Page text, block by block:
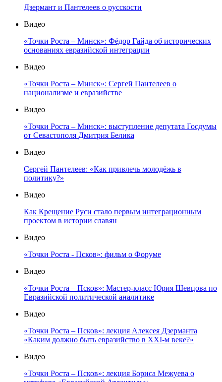
Дзермант и Пантелеев о русскости
Видео
«Точки Роста – Минск»: Фёдор Гайда об исторических
основаниях евразийской интеграции
Видео
«Точки Роста – Минск»: Сергей Пантелеев о
национализме и евразийстве
Видео
«Точки Роста – Минск»: выступление депутата Госдумы
от Севастополя Дмитрия Белика
Видео
Сергей Пантелеев: «Как привлечь молодёжь в
политику?»
Видео
Как Крещение Руси стало первым интеграционным
проектом в истории славян
Видео
«Точки Роста - Псков»: фильм о Форуме
Видео
«Точки Роста – Псков»: Мастер-класс Юрия Шевцова по
Евразийской политической аналитике
Видео
«Точки Роста – Псков»: лекция Алексея Дзерманта
«Каким должно быть евразийство в XXI-м веке?»
Видео
«Точки Роста – Псков»: лекция Бориса Межуева о